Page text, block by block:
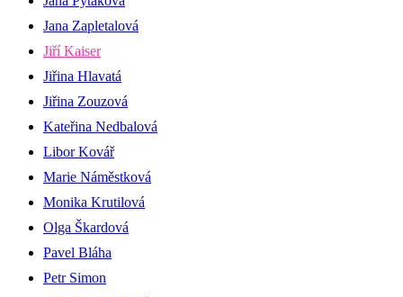
Jana Zapletalová
Jiří Kaiser
Jiřina Hlavatá
Jiřina Zouzová
Kateřina Nedbalová
Libor Kovář
Marie Náměstková
Monika Krutilová
Olga Škardová
Pavel Bláha
Petr Simon